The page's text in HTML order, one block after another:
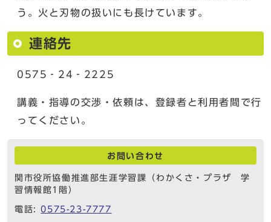
う。火と刃物の扱いにも長けています。
連絡先
0575‐24‐2225
講義・指導の交渉・依頼は、登録者と利用者間で行
ってください。
お問い合わせ
関市役所協働推進部生涯学習課（わかくさ・プラザ 学
習情報館1階）
電話:0575-23-7777